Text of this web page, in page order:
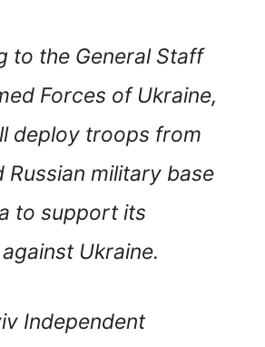
to the General Staff
Forces of Ukraine,
deploy troops from
Russian military base
to support its
Ukraine.
Independent